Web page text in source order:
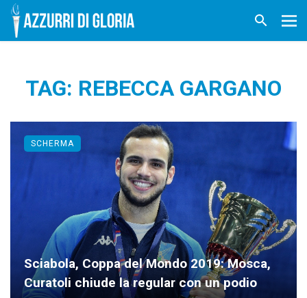
TAG: REBECCA GARGANO
Sciabola, Coppa del Mondo 2019: Mosca,
Curatoli chiude la regular con un podio
SCHERMA